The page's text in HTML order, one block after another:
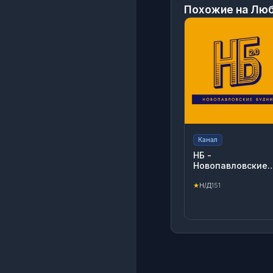
Похожие на
Канал
НБ -
Новопавловские
★Н/Д151